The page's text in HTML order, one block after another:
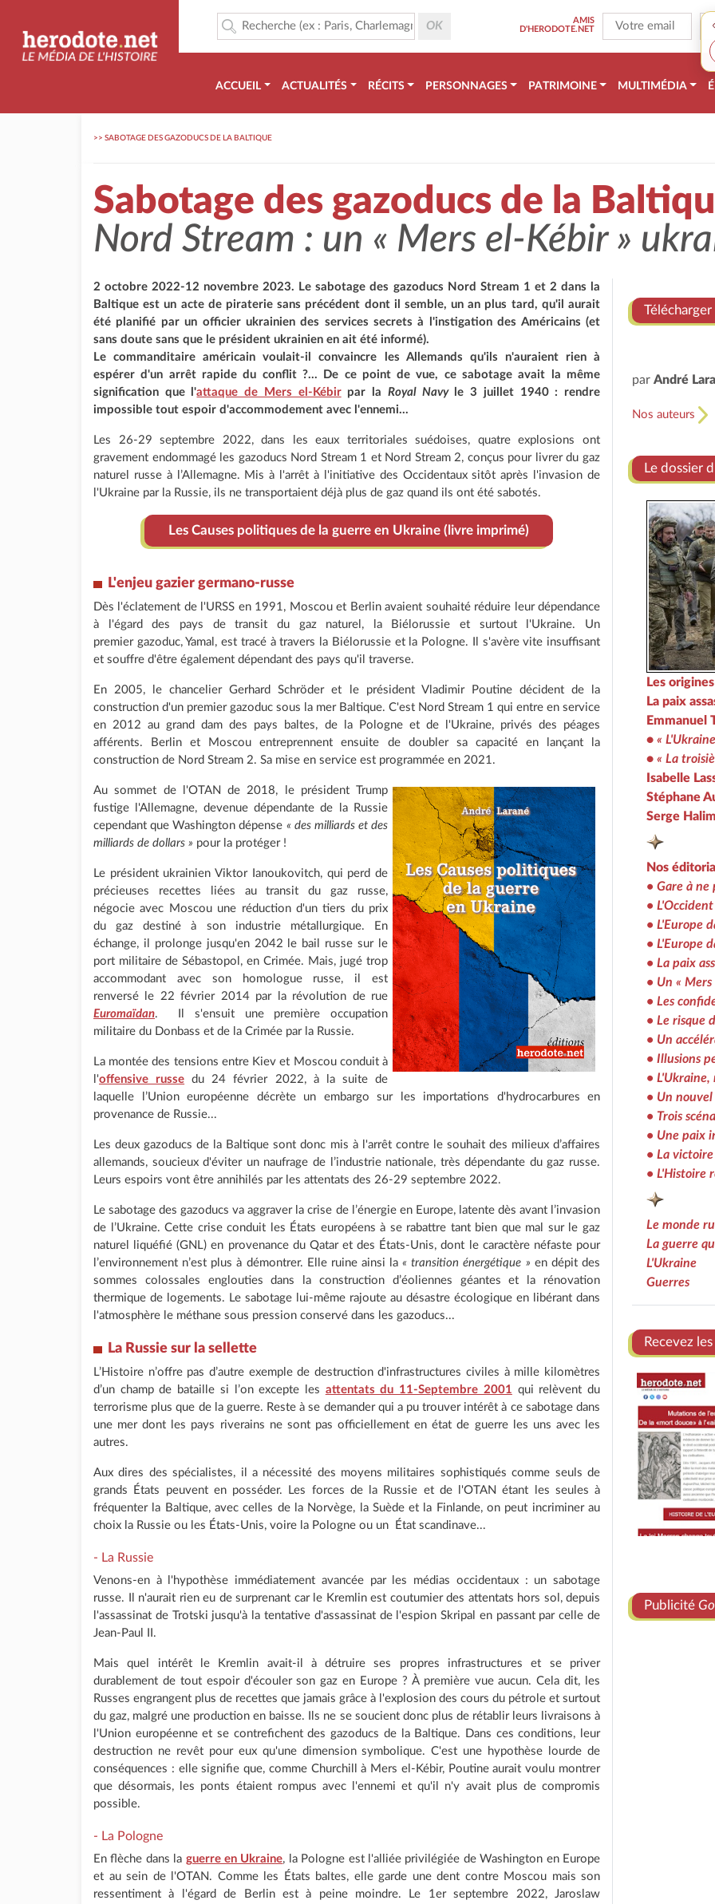
AMIS
D'HERODOTE.NET
ACCUEIL ACTUALITÉS RÉCITS PERSONNAGES PATRIMOINE MULTIMÉDIA
>> SABOTAGE DES GAZODUCS DE LA BALTIQUE
Sabotage des gazoducs de la
Nord Stream : un « Mers el-Kébir »
2 octobre 2022-12 novembre 2023. Le sabotage des gazoducs Nord Stream 1 et 2 dans la
Baltique est un acte de piraterie sans précédent dont il semble, un an plus tard, qu'il aurait
été planifié par un officier ukrainien des services secrets à l'instigation des Américains (et
sans doute sans que le président ukrainien en ait été informé).
Le commanditaire américain voulait-il convaincre les Allemands qu'ils n'auraient rien à
espérer d'un arrêt rapide du conflit ?... De ce point de vue, ce sabotage avait la même
signification que l'attaque de Mers el-Kébirpar la Royal Navyle 3 juillet 1940 : rendre
impossible tout espoir d'accommodement avec l'ennemi...
Les 26-29 septembre 2022, dans les eaux territoriales suédoises, quatre explosions ont
gravement endommagé les gazoducs Nord Stream 1 et Nord Stream 2, conçus pour livrer du gaz
naturel russe à l’Allemagne. Mis à l'arrêt à l'initiative des Occidentaux sitôt après l'invasion de
l'Ukraine par la Russie, ils ne transportaient déjà plus de gaz quand ils ont été sabotés.
Les Causes politiques de la guerre en Ukraine (livre imprimé)
L'enjeu gazier germano-russe
Dès l'éclatement de l'URSS en 1991, Moscou et Berlin avaient souhaité réduire leur dépendance
à l'égard des pays de transit du gaz naturel, la Biélorussie et surtout l'Ukraine. Un
premier gazoduc, Yamal, est tracé à travers la Biélorussie et la Pologne. Il s'avère vite insuffisant
et souffre d'être également dépendant des pays qu'il traverse.
En 2005, le chancelier Gerhard Schröder et le président Vladimir Poutine décident de la
construction d'un premier gazoduc sous la mer Baltique. C'est Nord Stream 1 qui entre en service
en 2012 au grand dam des pays baltes, de la Pologne et de l'Ukraine, privés des péages
afférents. Berlin et Moscou entreprennent ensuite de doubler sa capacité en lançant la
construction de Nord Stream 2. Sa mise en service est programmée en 2021.
Au sommet de l'OTAN de 2018, le président Trump
fustige l'Allemagne, devenue dépendante de la Russie
cependant que Washington dépense « des milliards et des
milliards de dollars » pour la protéger !
Le président ukrainien Viktor Ianoukovitch, qui perd de
précieuses recettes liées au transit du gaz russe,
négocie avec Moscou une réduction d'un tiers du prix
du gaz destiné à son industrie métallurgique. En
échange, il prolonge jusqu'en 2042 le bail russe sur le
port militaire de Sébastopol, en Crimée. Mais, jugé trop
accommodant avec son homologue russe, il est
renversé le 22 février 2014 par la révolution de rue
Euromaïdan. Il s'ensuit une première occupation
militaire du Donbass et de la Crimée par la Russie.
La montée des tensions entre Kiev et Moscou conduit à
l'offensive russe du 24 février 2022, à la suite de
laquelle l’Union européenne décrète un embargo sur les importations d'hydrocarbures en
provenance de Russie...
Les deux gazoducs de la Baltique sont donc mis à l'arrêt contre le souhait des milieux d’affaires
allemands, soucieux d'éviter un naufrage de l’industrie nationale, très dépendante du gaz russe.
Leurs espoirs vont être annihilés par les attentats des 26-29 septembre 2022.
Le sabotage des gazoducs va aggraver la crise de l’énergie en Europe, latente dès avant l’invasion
de l’Ukraine. Cette crise conduit les États européens à se rabattre tant bien que mal sur le gaz
naturel liquéfié (GNL) en provenance du Qatar et des États-Unis, dont le caractère néfaste pour
l’environnement n’est plus à démontrer. Elle ruine ainsi la« transition énergétique » en dépit des
sommes colossales englouties dans la construction d’éoliennes géantes et la rénovation
thermique de logements. Le sabotage lui-même rajoute au désastre écologique en libérant dans
l'atmosphère le méthane sous pression conservé dans les gazoducs...
La Russie sur la sellette
L’Histoire n’offre pas d’autre exemple de destruction d'infrastructures civiles à mille kilomètres
d’un champ de bataille si l’on excepte les attentats du 11-Septembre 2001 qui relèvent du
terrorisme plus que de la guerre. Reste à se demander qui a pu trouver intérêt à ce sabotage dans
une mer dont les pays riverains ne sont pas officiellement en état de guerre les uns avec les
autres.
Aux dires des spécialistes, il a nécessité des moyens militaires sophistiqués comme seuls de
grands États peuvent en posséder. Les forces de la Russie et de l'OTAN étant les seules à
fréquenter la Baltique, avec celles de la Norvège, la Suède et la Finlande, on peut incriminer au
choix la Russie ou les États-Unis, voire la Pologne ou un État scandinave...
- La Russie
Venons-en à l'hypothèse immédiatement avancée par les médias occidentaux : un sabotage
russe. Il n'aurait rien eu de surprenant car le Kremlin est coutumier des attentats hors sol, depuis
l'assassinat de Trotski jusqu'à la tentative d'assassinat de l'espion Skripal en passant par celle de
Jean-Paul II.
Mais quel intérêt le Kremlin avait-il à détruire ses propres infrastructures et se priver
durablement de tout espoir d'écouler son gaz en Europe ? À première vue aucun. Cela dit, les
Russes engrangent plus de recettes que jamais grâce à l'explosion des cours du pétrole et surtout
du gaz, malgré une production en baisse. Ils ne se soucient donc plus de rétablir leurs livraisons à
l'Union européenne et se contrefichent des gazoducs de la Baltique. Dans ces conditions, leur
destruction ne revêt pour eux qu'une dimension symbolique. C'est une hypothèse lourde de
conséquences : elle signifie que, comme Churchill à Mers el-Kébir, Poutine aurait voulu montrer
que désormais, les ponts étaient rompus avec l'ennemi et qu'il n'y avait plus de compromis
possible.
- La Pologne
En flèche dans la guerre en Ukraine, la Pologne est l'alliée privilégiée de Washington en Europe
et au sein de l'OTAN. Comme les États baltes, elle garde une dent contre Moscou mais son
ressentiment à l'égard de Berlin est à peine moindre. Le 1er septembre 2022, Jaroslaw
par André
Nos auteurs
Le dossier
Les
La paix
Emmanuel
• «
• « La
Isabelle
Stéphane
Serge
Nos
• Gare à ne
•
• L'Europe
• L'Europe
• La paix
• Un «
• Les
• Le risque
• Un
• Illusions
• L'Ukraine,
• Un
• Trois
• Une paix
• La
• L'Histoire
Le monde
La guerre
L'Ukraine
Guerres
Recevez
Publicité